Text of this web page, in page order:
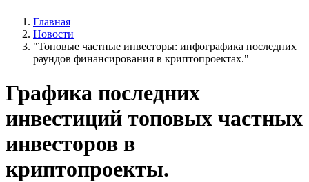
Главная
Новости
"Топовые частные инвесторы: инфографика последних
раундов финансирования в криптопроектах."
Графика последних
инвестиций топовых частных
инвесторов в
криптопроекты.